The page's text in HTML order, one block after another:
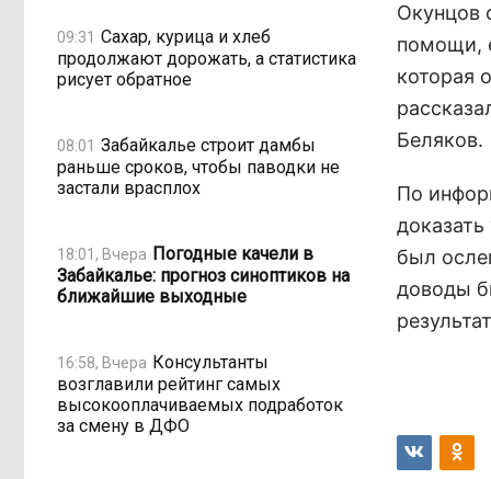
09:31 Сахар, курица и хлеб
продолжают дорожать, а статистика
рисует обратное
08:01 Забайкалье строит дамбы
раньше сроков, чтобы паводки не
застали врасплох
18:01, Вчера Погодные качели в
Забайкалье: прогноз синоптиков на
ближайшие выходные
16:58, Вчера Консультанты
возглавили рейтинг самых
высокооплачиваемых подработок
за смену в ДФО
Окунцов
помощи,
которая
Беляков.
По
был
доводы